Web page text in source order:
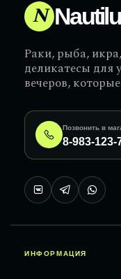
N
Раки, рыба,
деликатесы для
вечеров,
Позвонить в
8-983-123-
ИНФОРМАЦИЯ